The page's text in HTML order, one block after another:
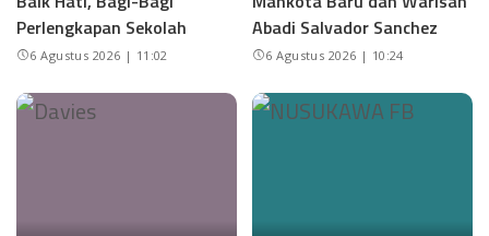
Perlengkapan Sekolah
6 Agustus 2026 | 11:02
Abadi Salvador Sanchez
6 Agustus 2026 | 10:24